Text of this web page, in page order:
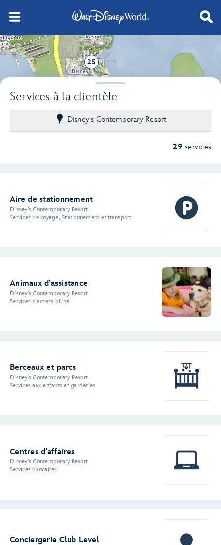
Services à la clientèle
Disney's Contemporary Resort
29 services
Aire de stationnement
Disney's Contemporary Resort
Services de voyage, Stationnement et transport
Animaux d’assistance
Disney's Contemporary Resort
Services d’accessibilité
Berceaux et parcs
Disney's Contemporary Resort
Services aux enfants et garderies
Centres d’affaires
Disney's Contemporary Resort
Services bancaires
Conciergerie Club Level
3
25